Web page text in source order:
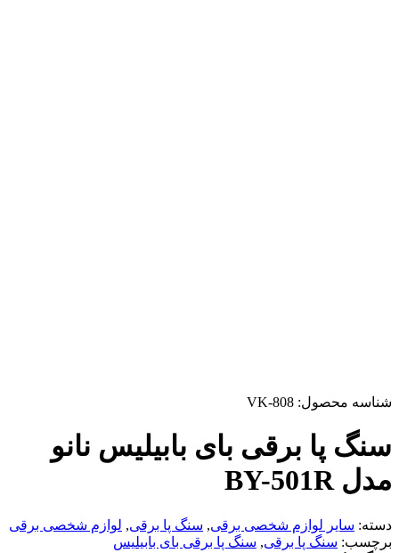
شناسه محصول: VK-808
سنگ پا برقی بای بابیلیس نانو
مدل BY-501R
دسته: سایر لوازم شخصی برقی, سنگ پا برقی, لوازم شخصی برقی
برچسب: سنگ پا برقی, سنگ پا برقی بای بابیلیس